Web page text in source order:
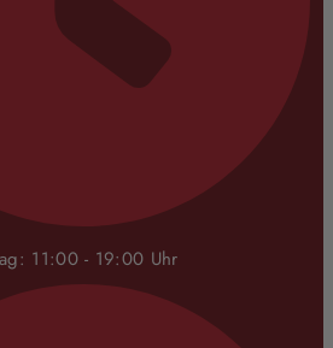
11:00 - 19:00 Uhr